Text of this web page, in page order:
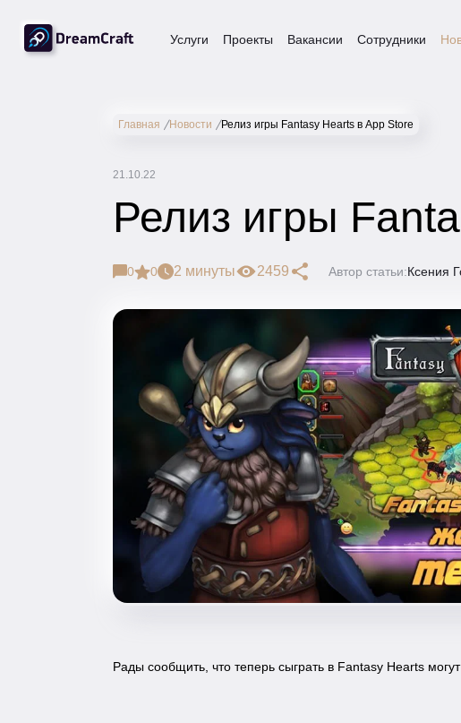
Услуги Проекты Вакансии Сотрудники
Главная Новости Релиз игры Fantasy Hearts в App Store
21.10.22
Релиз игры
0 0 2 минуты 2459 Автор статьи:Ксения
Рады сообщить, что теперь сыграть в Fantasy Hearts